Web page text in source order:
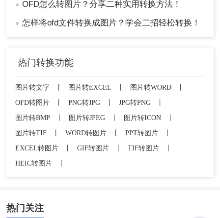
● OFD怎么转图片？分享二种实用转换方法！
● 怎样将ofd文件转换成图片？学会二招轻松转换！
热门转换功能
图片转文字 图片转EXCEL 图片转WORD
OFD转图片
PNG转JPG JPG转PNG
图片转BMP
图片转JPEG 图片转ICON
图片转TIF
WORD转图片 PPT转图片
EXCEL转图片
GIF转图片 TIF转图片
HEIC转图片
热门关注